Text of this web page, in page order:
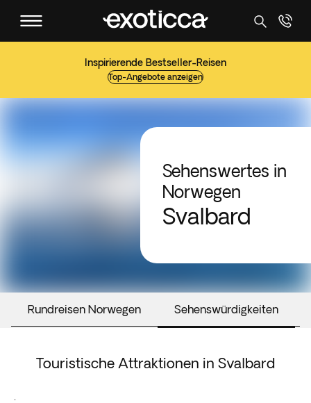
Inspirierende Bestseller-Reisen
Top-Angebote anzeigen
Sehenswertes in
Norwegen
Svalbard
Rundreisen Norwegen Sehenswürdigkeiten
Touristische Attraktionen in Svalbard
.